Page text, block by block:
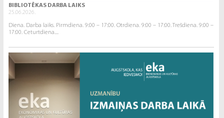
BIBLIOTĒKAS DARBA LAIKS
25.06.2026.
Diena. Darba laiks. Pirmdiena. 9:00 – 17:00. Otrdiena. 9:00 – 17:00. Trešdiena. 9:00 –
17:00. Ceturtdiena....